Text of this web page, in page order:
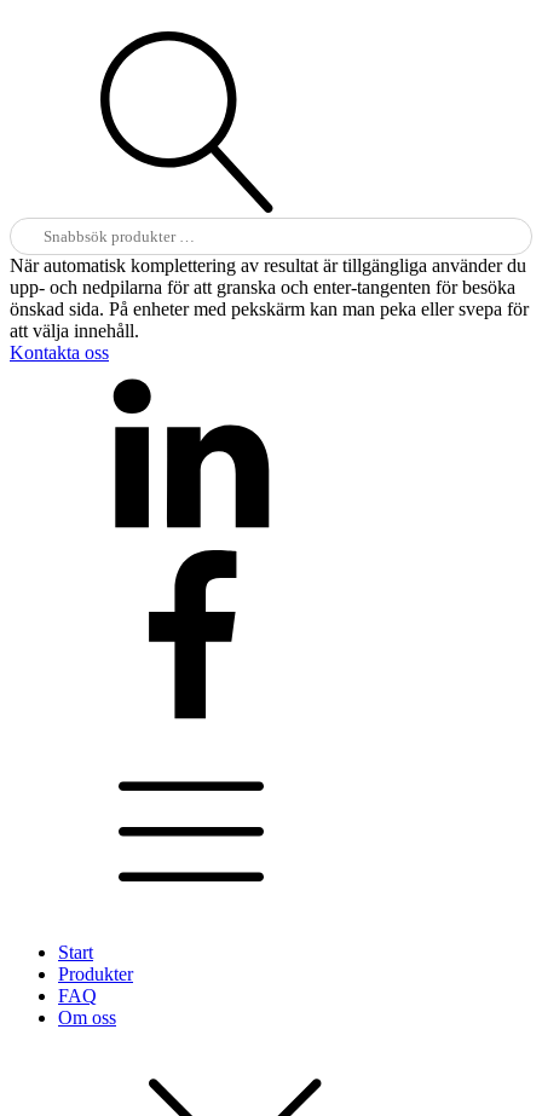
Sök
efter:
När automatisk komplettering av resultat är tillgängliga använder du
upp- och nedpilarna för att granska och enter-tangenten för besöka
önskad sida. På enheter med pekskärm kan man peka eller svepa för
att välja innehåll.
Kontakta oss
Start
Produkter
FAQ
Om oss